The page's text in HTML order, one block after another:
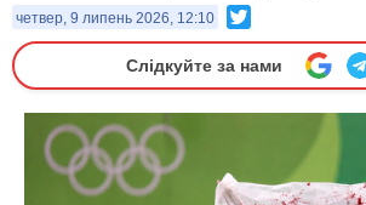
четвер, 9 липень 2026, 12:10
Слідкуйте за нами